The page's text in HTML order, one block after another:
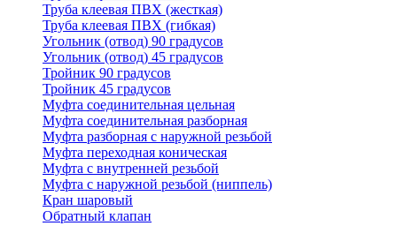
Труба клеевая ПВХ (жесткая)
Труба клеевая ПВХ (гибкая)
Угольник (отвод) 90 градусов
Угольник (отвод) 45 градусов
Тройник 90 градусов
Тройник 45 градусов
Муфта соединительная цельная
Муфта соединительная разборная
Муфта разборная с наружной резьбой
Муфта переходная коническая
Муфта с внутренней резьбой
Муфта с наружной резьбой (ниппель)
Кран шаровый
Обратный клапан